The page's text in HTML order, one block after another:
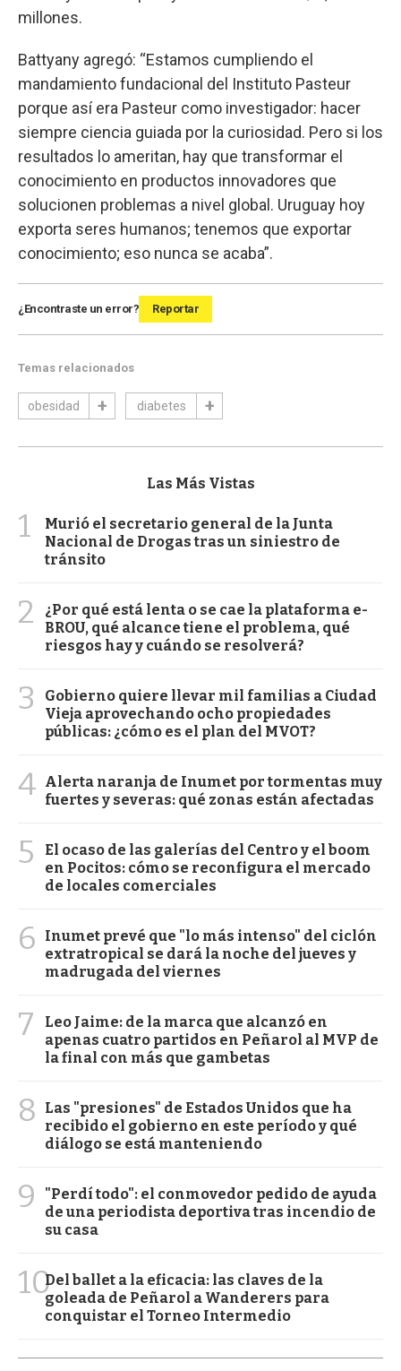
millones.
Battyany agregó: “Estamos cumpliendo el
mandamiento fundacional del Instituto Pasteur
porque así era Pasteur como investigador: hacer
siempre ciencia guiada por la curiosidad. Pero si los
resultados lo ameritan, hay que transformar el
conocimiento en productos innovadores que
solucionen problemas a nivel global. Uruguay hoy
exporta seres humanos; tenemos que exportar
conocimiento; eso nunca se acaba”.
¿Encontraste un error? Reportar
Temas relacionados
obesidad diabetes
Las Más Vistas
1
Murió el secretario general de la Junta
Nacional de Drogas tras un siniestro de
tránsito
2
¿Por qué está lenta o se cae la plataforma e-
BROU, qué alcance tiene el problema, qué
riesgos hay y cuándo se resolverá?
3
Gobierno quiere llevar mil familias a Ciudad
Vieja aprovechando ocho propiedades
públicas: ¿cómo es el plan del MVOT?
4 Alerta naranja de Inumet por tormentas muy
fuertes y severas: qué zonas están afectadas
5
El ocaso de las galerías del Centro y el boom
en Pocitos: cómo se reconfigura el mercado
de locales comerciales
6
Inumet prevé que "lo más intenso" del ciclón
extratropical se dará la noche del jueves y
madrugada del viernes
7
Leo Jaime: de la marca que alcanzó en
apenas cuatro partidos en Peñarol al MVP de
la final con más que gambetas
8
Las "presiones" de Estados Unidos que ha
recibido el gobierno en este período y qué
diálogo se está manteniendo
9
"Perdí todo": el conmovedor pedido de ayuda
de una periodista deportiva tras incendio de
su casa
10Del ballet a la eficacia: las claves de la
goleada de Peñarol a Wanderers para
conquistar el Torneo Intermedio